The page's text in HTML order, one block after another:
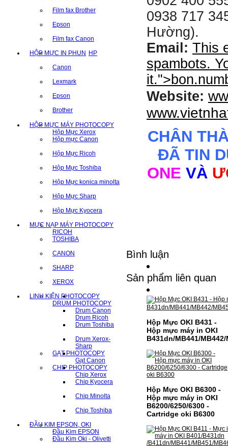
Film fax Brother
Epson
Film fax Canon
HỘP MỰC IN PHUN HP
Canon
Lexmark
Epson
Brother
HỘP MỰC MÁY PHOTOCOPY
Hộp Mực Xerox
Hộp mực Canon
Hộp Mực Ricoh
Hộp Mực Toshiba
Hộp Mực konica minolta
Hộp Mực Sharp
Hộp Mực Kyocera
MỰC NẠP MÁY PHOTOCOPY
RICOH
TOSHIBA
CANON
SHARP
XEROX
LINH KIỆN PHOTOCOPY
DRUM PHOTOCOPY
Drum Canon
Drum Ricoh
Drum Toshiba
Drum Xerox-
Sharp
GẠT PHOTOCOPY
Gạt Canon
CHIP PHOTOCOPY
Chip Xerox
Chip Kyocera
Chip Minolta
Chip Toshiba
ĐẦU KIM EPSON, OKI
Đầu Kim EPSON
Đầu Kim Oki - Olivetti
0938 717
Hường).
Email: This
spambots.
it.">
Website:
CHÂN
ĐÃ TIN
ONE VÀ
Bình luận
Sản phẩm liên quan
Hộp Mực OKI B431 -
Hộp mực máy in OKI
B431dn/MB441/
Hộp Mực OKI B6300 -
Hộp mực máy in OKI
B6200/6250/6300 -
Cartridge oki B6300